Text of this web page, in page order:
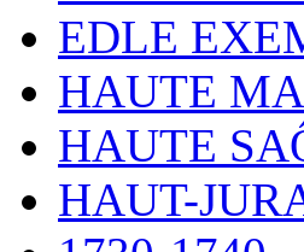
EDLE
HAUTE
HAUTE
HAUT-